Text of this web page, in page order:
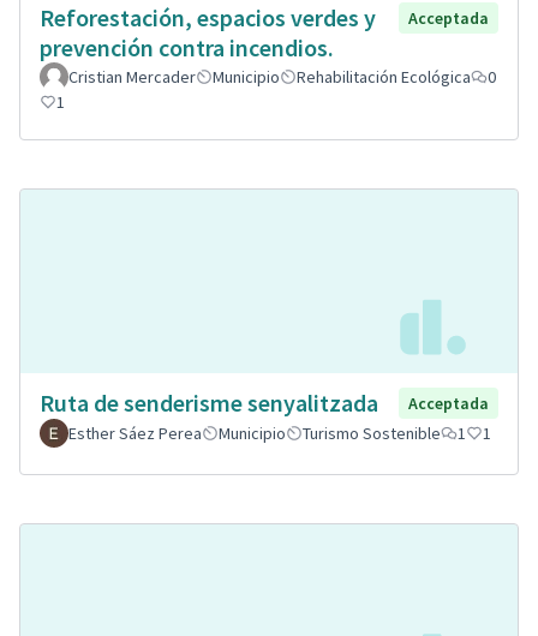
Reforestación, espacios verdes y
prevención contra incendios.
Acceptada
Cristian Mercader Municipio Rehabilitación Ecológica
0
1
Ruta de senderisme senyalitzada
Acceptada
Esther Sáez Perea
Municipio Turismo Sostenible 1 1